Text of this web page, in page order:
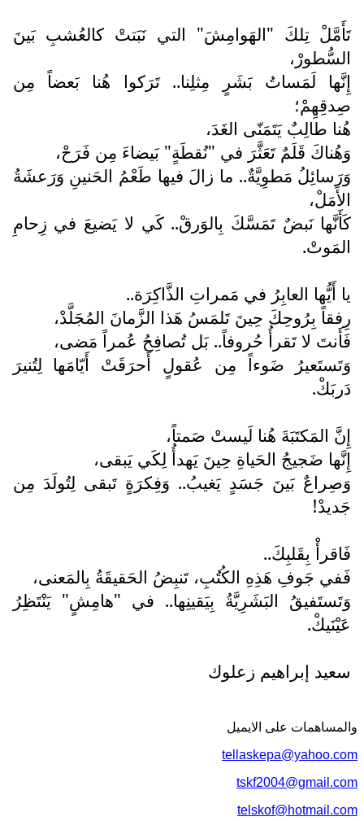
تَأَمَّلْ تِلكَ "الهَوامِشَ" التي نَبَتتْ كالعُشبِ بَينَ
السُّطورْ،
إِنَّها لَمَساتُ بَشَرٍ مِثلِنا.. تَرَكوا هُنا بَعضاً مِن
صِدقِهِمْ؛
هُنا طالِبٌ يَتَمَنّى الغَدَ،
وَهُناكَ قَلَمٌ تَعَثَّرَ في "نُقطَةٍ" بَيضاءَ مِن فَرَحْ،
وَرَسائِلُ مَطوِيَّةٌ.. ما زالَ فيها طَعْمُ الحَنينِ وَرَعشَةُ
الأَمَلْ،
كَأَنَّها نَبضٌ تَمَسَّكَ بِالوَرقْ.. كَي لا يَضيعَ في زِحامِ
المَوتْ.
يا أَيُّها العابِرُ في مَمراتِ الذَّاكِرَة..
رِفقاً بِرُوحِكَ حِينَ تَلمَسُ هَذا الزَّمانَ المُجَلَّدْ،
فَأَنتَ لا تَقرأُ حُروفاً.. بَل تُصافِحُ عُمراً مَضى،
وَتَستَعيرُ ضَوءاً مِن عُقولٍ أَحرَقَتْ أَيّامَها لِتُنيرَ
دَربَكْ.
إِنَّ المَكتَبَةَ هُنا لَيستْ صَمتاً،
إِنَّها ضَجيجُ الحَياةِ حِينَ يَهدأُ لِكَي يَبقى،
وَصِراعٌ بَينَ جَسَدٍ يَغيبُ.. وَفِكرَةٍ تَبقى لِتُولَدَ مِن
جَديدْ!
فَاقرأْ بِقَلبِكَ..
فَفي جَوفِ هَذِهِ الكُتُبِ، تَنبِضُ الحَقيقَةُ بِالمَعنى،
وَتَستَفيقُ البَشَرِيَّةُ بِيَقينِها.. في "هامِشٍ" يَنْتَظِرُ
عَيْنَيكْ.
سعيد إبراهيم زعلوك
والمساهمات علی الایمیل
tellaskepa@yahoo.com
tskf2004@gmail.com
telskof@hotmail.com